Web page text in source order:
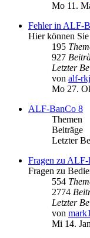
Mo 11.
Fehler in ALF-
Hier können
195
927
Letzter
von alf-rkj
Mo 27.
ALF-BanCo 8
Themen
Beiträge
Letzter
Fragen zu
Fragen zu
554
2774
Letzter
von
Mi 14.